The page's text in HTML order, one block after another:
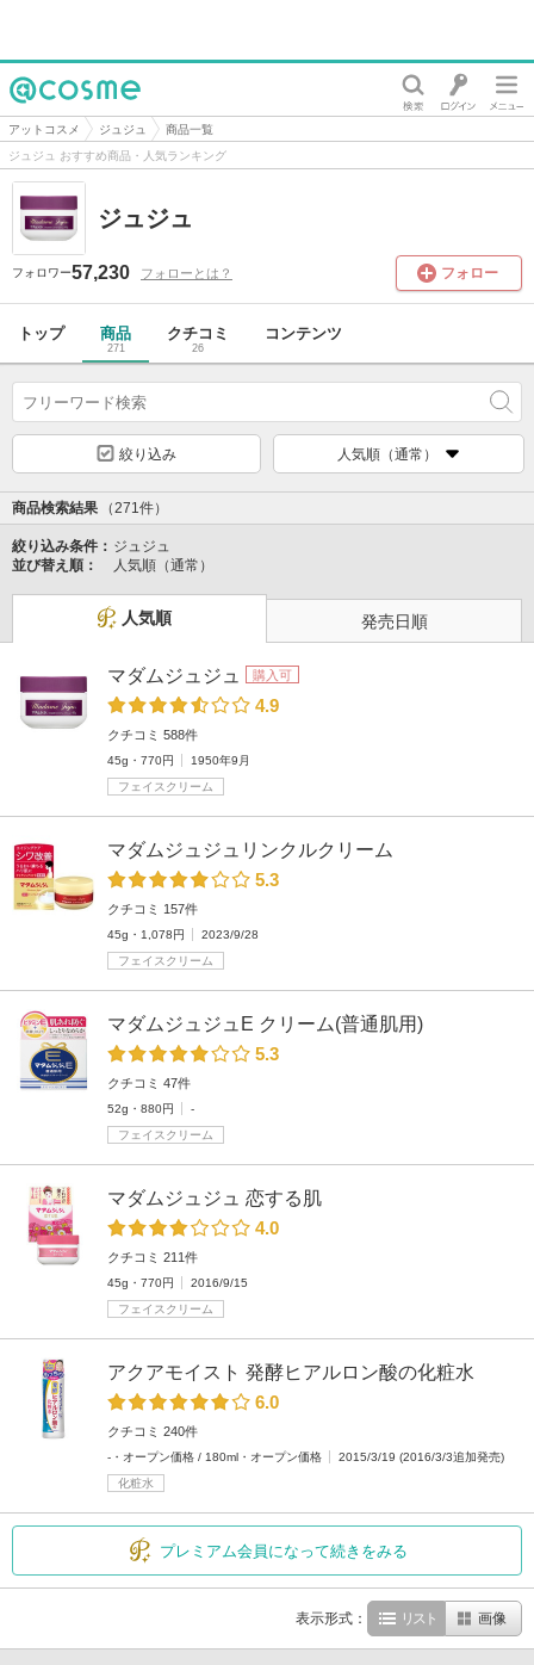
@cosme
アットコスメ ジュジュ
商品一覧
ジュジュ おすすめ商品・人気ランキング
ジュジュ
フォロワー57,230 フォローとは？ フォロー
トップ 商品
271
クチコミ
26
コンテンツ
絞り込み 人気順（通常）
商品検索結果 （271件）
絞り込み条件： ジュジュ
並び替え順：
人気順（通常）
人気順 発売日順
マダムジュジュ 購入可
4.9
クチコミ 588件
45g・770円
1950年9月
フェイスクリーム
マダムジュジュリンクルクリーム
5.3
クチコミ 157件
45g・1,078円
2023/9/28
フェイスクリーム
マダムジュジュE クリーム(普通肌用)
5.3
クチコミ 47件
52g・880円
-
フェイスクリーム
マダムジュジュ 恋する肌
4.0
クチコミ 211件
45g・770円
2016/9/15
フェイスクリーム
アクアモイスト 発酵ヒアルロン酸の化粧水
6.0
クチコミ 240件
-・オープン価格 / 180ml・オープン価格
2015/3/19 (2016/3/3追加発売)
化粧水
プレミアム会員になって続きをみる
表示形式： リスト 画像